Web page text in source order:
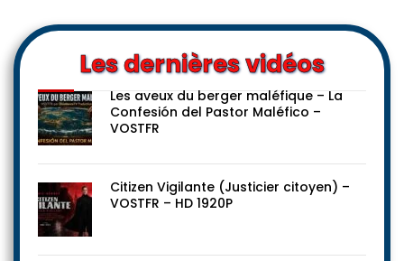
Les dernières vidéos
Les aveux du berger maléfique – La
Confesión del Pastor Maléfico –
VOSTFR
Citizen Vigilante (Justicier citoyen) –
VOSTFR – HD 1920P